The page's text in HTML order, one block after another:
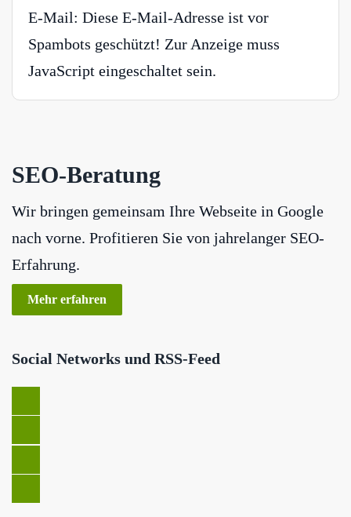
E-Mail: Diese E-Mail-Adresse ist vor
Spambots geschützt! Zur Anzeige muss
JavaScript eingeschaltet sein.
SEO-Beratung
Wir bringen gemeinsam Ihre Webseite in Google
nach vorne. Profitieren Sie von jahrelanger SEO-
Erfahrung.
Mehr erfahren
Social Networks und RSS-Feed